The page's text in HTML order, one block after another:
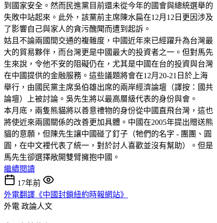
到國家安全。然而民進黨目前還未從今年的國會與總統選舉的
失敗中站起來。此外，該黨前主席陳水扁在12月12日更因涉及
了影響自己與家人的貪污醜聞而遭到起訴。
姑且不論兩國間交通的複雜度，中國近年來已經躍升為台灣最
大的貿易夥伴，而台灣更是中國最大的投資者之一。但對馬先
生來說，令他不安的阻礙仍在，尤其是中國在台的投資與台灣
在中國提供的金融服務。這些議題將會在12月20-21日於上海
舉行，由國民黨主席吳伯雄出席的兩岸經濟論壇（譯按：國共
論壇）上被討論。吳先生將以最高層級代表的身份與會。
本月底，兩隻熊貓將以善意禮物的身份從中國直飛台灣，這也
將使近來兩國關係的改善更加具體。中國在2005年提出贈送熊
貓的意願，但陳先生讓中國碰了釘子（牠們的名字 - 團團、圓
圓，在中文裡代表了統一，對於討人喜歡並沒有幫助）。但是
馬先生卻選擇敞開雙臂擁抱中國。
繼續閱讀
17年前
外電翻譯《中國封鎖紐約時報網站》
外電 政論人文